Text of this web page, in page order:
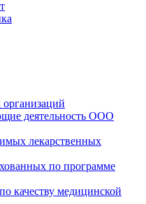
деятельность ООО
лекарственных
по программе
качеству медицинской